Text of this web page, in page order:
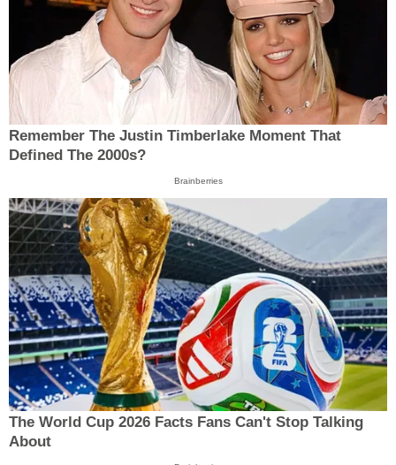
Remember The Justin Timberlake Moment That
Defined The 2000s?
Brainberries
The World Cup 2026 Facts Fans Can't Stop Talking
About